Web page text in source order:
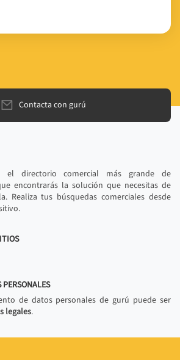
Contacta con gurú
el directorio comercial más grande de
encontrarás la solución que necesitas de
Realiza tus búsquedas comerciales desde
de datos personales de gurú puede ser
legales.